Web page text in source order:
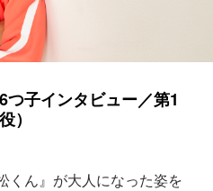
子インタビュー／第1
）
くん』が大人になった姿を